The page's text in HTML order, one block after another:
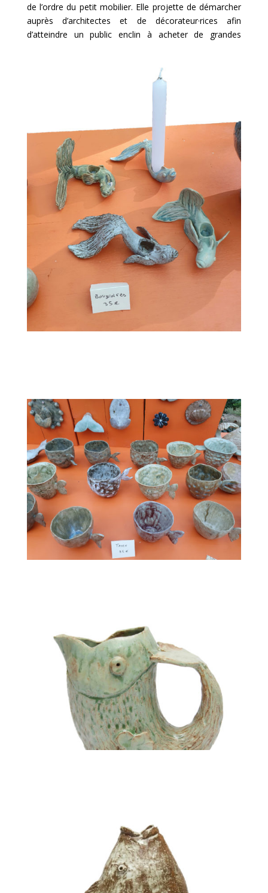
de l’ordre du petit mobilier. Elle projette de démarcher
auprès d’architectes et de décorateur·rices afin
d’atteindre un public enclin à acheter de grandes